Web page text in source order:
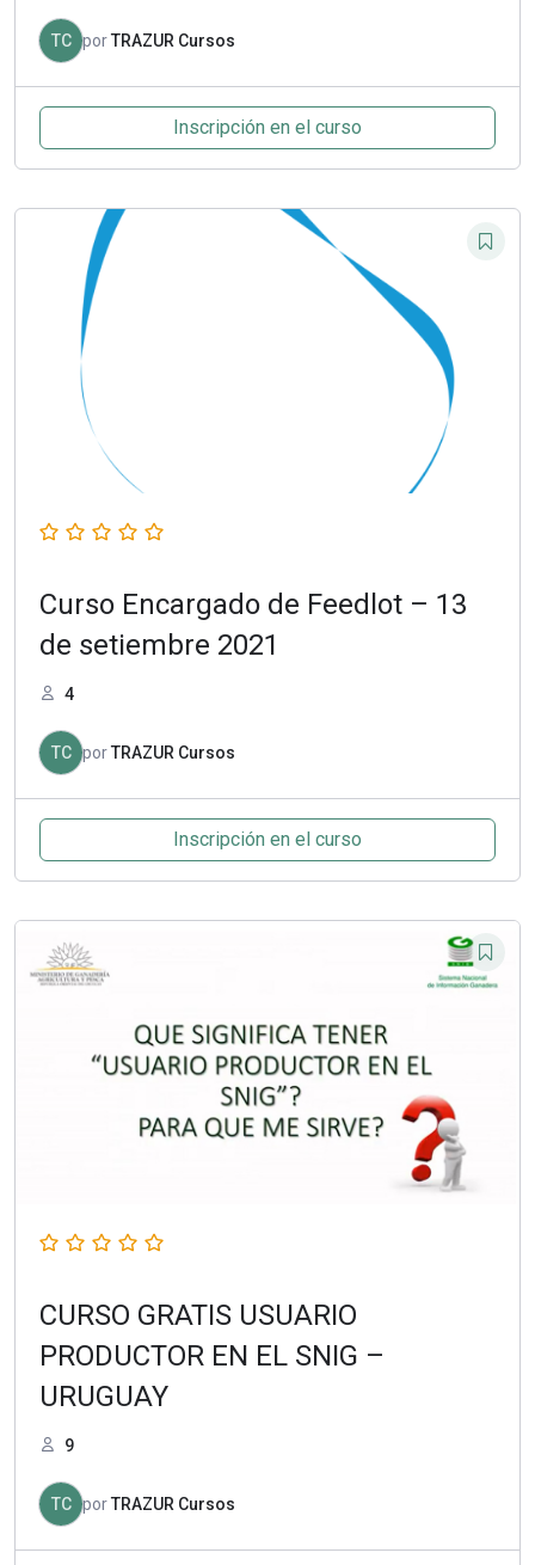
TC porTRAZUR Cursos
Inscripción en el curso
Curso Encargado de Feedlot – 13
de setiembre 2021
4
TC porTRAZUR Cursos
Inscripción en el curso
CURSO GRATIS USUARIO
PRODUCTOR EN EL SNIG –
URUGUAY
9
TC porTRAZUR Cursos